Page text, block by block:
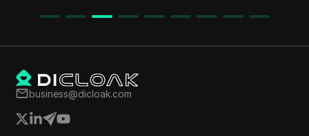
альтернативы. Он подчеркивает важность
business@dicloak.com